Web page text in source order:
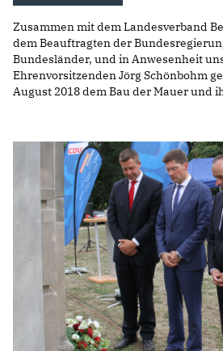
SATZUNG
IM LANDTAG
IN DER
IM
IM EUROPÄISCHEN
Zusammen mit dem Landesverband
dem Beauftragten der
Bundesländer, und in Anwesenheit
Ehrenvorsitzenden Jörg Schönbohm
August 2018 dem Bau der Mauer und